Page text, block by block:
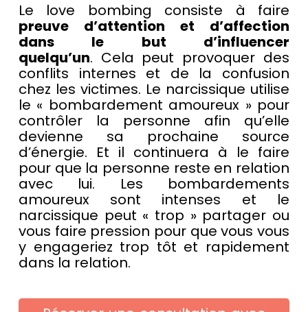
Le love bombing consiste à faire
preuve d’attention et d’affection
dans le but d’influencer
quelqu’un. Cela peut provoquer des
conflits internes et de la confusion
chez les victimes. Le narcissique utilise
le « bombardement amoureux » pour
contrôler la personne afin qu’elle
devienne sa prochaine source
d’énergie. Et il continuera à le faire
pour que la personne reste en relation
avec lui. Les bombardements
amoureux sont intenses et le
narcissique peut « trop » partager ou
vous faire pression pour que vous vous
y engageriez trop tôt et rapidement
dans la relation.